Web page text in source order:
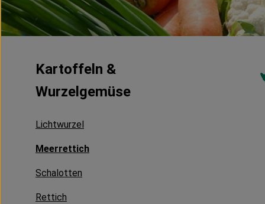
Kartoffeln &
Wurzelgemüse
Lichtwurzel
Meerrettich
Schalotten
Rettich